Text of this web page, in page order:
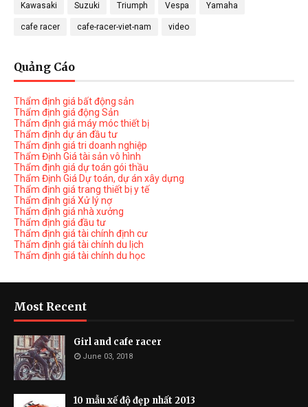
Kawasaki Suzuki Triumph Vespa Yamaha
cafe racer cafe-racer-viet-nam video
Quảng Cáo
Thẩm định giá bất động sản
Thẩm định giá động Sản
Thẩm định giá máy móc thiết bị
Thẩm định dự án đầu tư
Thẩm định giá tri doanh nghiệp
Thẩm Định Giá tài sản vô hình
Thẩm định giá dự toán gói thầu
Thẩm Định Giá Dự toán, dự án xây dựng
Thẩm định giá trang thiết bị y tế
Thẩm định giá Xử lý nợ
Thẩm định giá nhà xưởng
Thẩm định giá đầu tư
Thẩm định giá tài chính định cư
Thẩm định giá tài chính du lịch
Thẩm định giá tài chính du học
Most Recent
Girl and cafe racer
June 03, 2018
10 mẫu xế độ đẹp nhất 2013